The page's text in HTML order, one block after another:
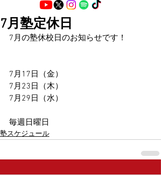
7月塾定休日
7月の塾休校日のお知らせです！
7月17日（金）
7月23日（木）
7月29日（水）
毎週日曜日
塾スケジュール